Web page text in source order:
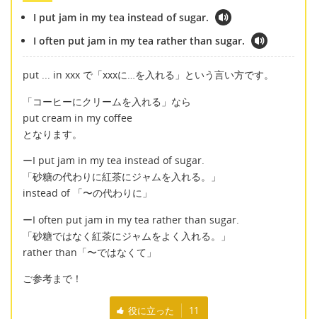
I put jam in my tea instead of sugar.
I often put jam in my tea rather than sugar.
put ... in xxx で「xxxに…を入れる」という言い方です。
「コーヒーにクリームを入れる」なら
put cream in my coffee
となります。
ーI put jam in my tea instead of sugar.
「砂糖の代わりに紅茶にジャムを入れる。」
instead of 「〜の代わりに」
ーI often put jam in my tea rather than sugar.
「砂糖ではなく紅茶にジャムをよく入れる。」
rather than「〜ではなくて」
ご参考まで！
役に立った 11